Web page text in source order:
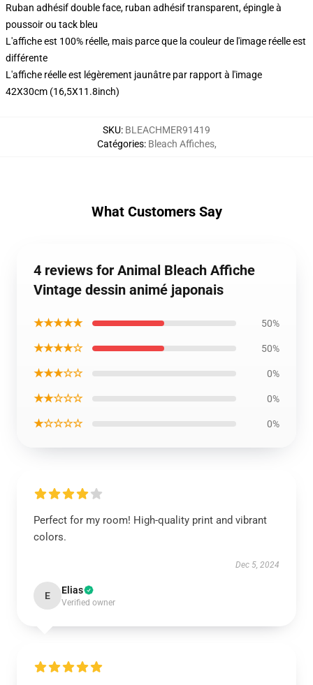
Ruban adhésif double face, ruban adhésif transparent, épingle à
poussoir ou tack bleu
L'affiche est 100% réelle, mais parce que la couleur de l'image réelle est
différente
L'affiche réelle est légèrement jaunâtre par rapport à l'image
42X30cm (16,5X11.8inch)
SKU: BLEACHMER91419
Catégories: Bleach Affiches,
What Customers Say
4 reviews for Animal Bleach Affiche
Vintage dessin animé japonais
★★★★★ 50%
★★★★☆ 50%
★★★☆☆ 0%
★★☆☆☆ 0%
★☆☆☆☆ 0%
Perfect for my room! High-quality print and vibrant
colors.
Dec 5, 2024
E Elias
Verified owner